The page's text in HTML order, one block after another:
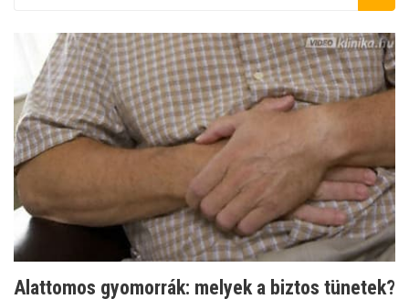
Alattomos gyomorrák: melyek a biztos tünetek?